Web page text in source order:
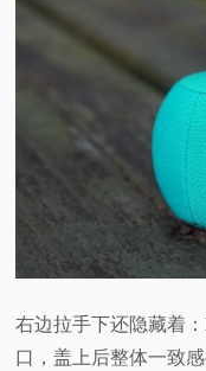
右边拉手下还隐藏着
口，盖上后整体一致